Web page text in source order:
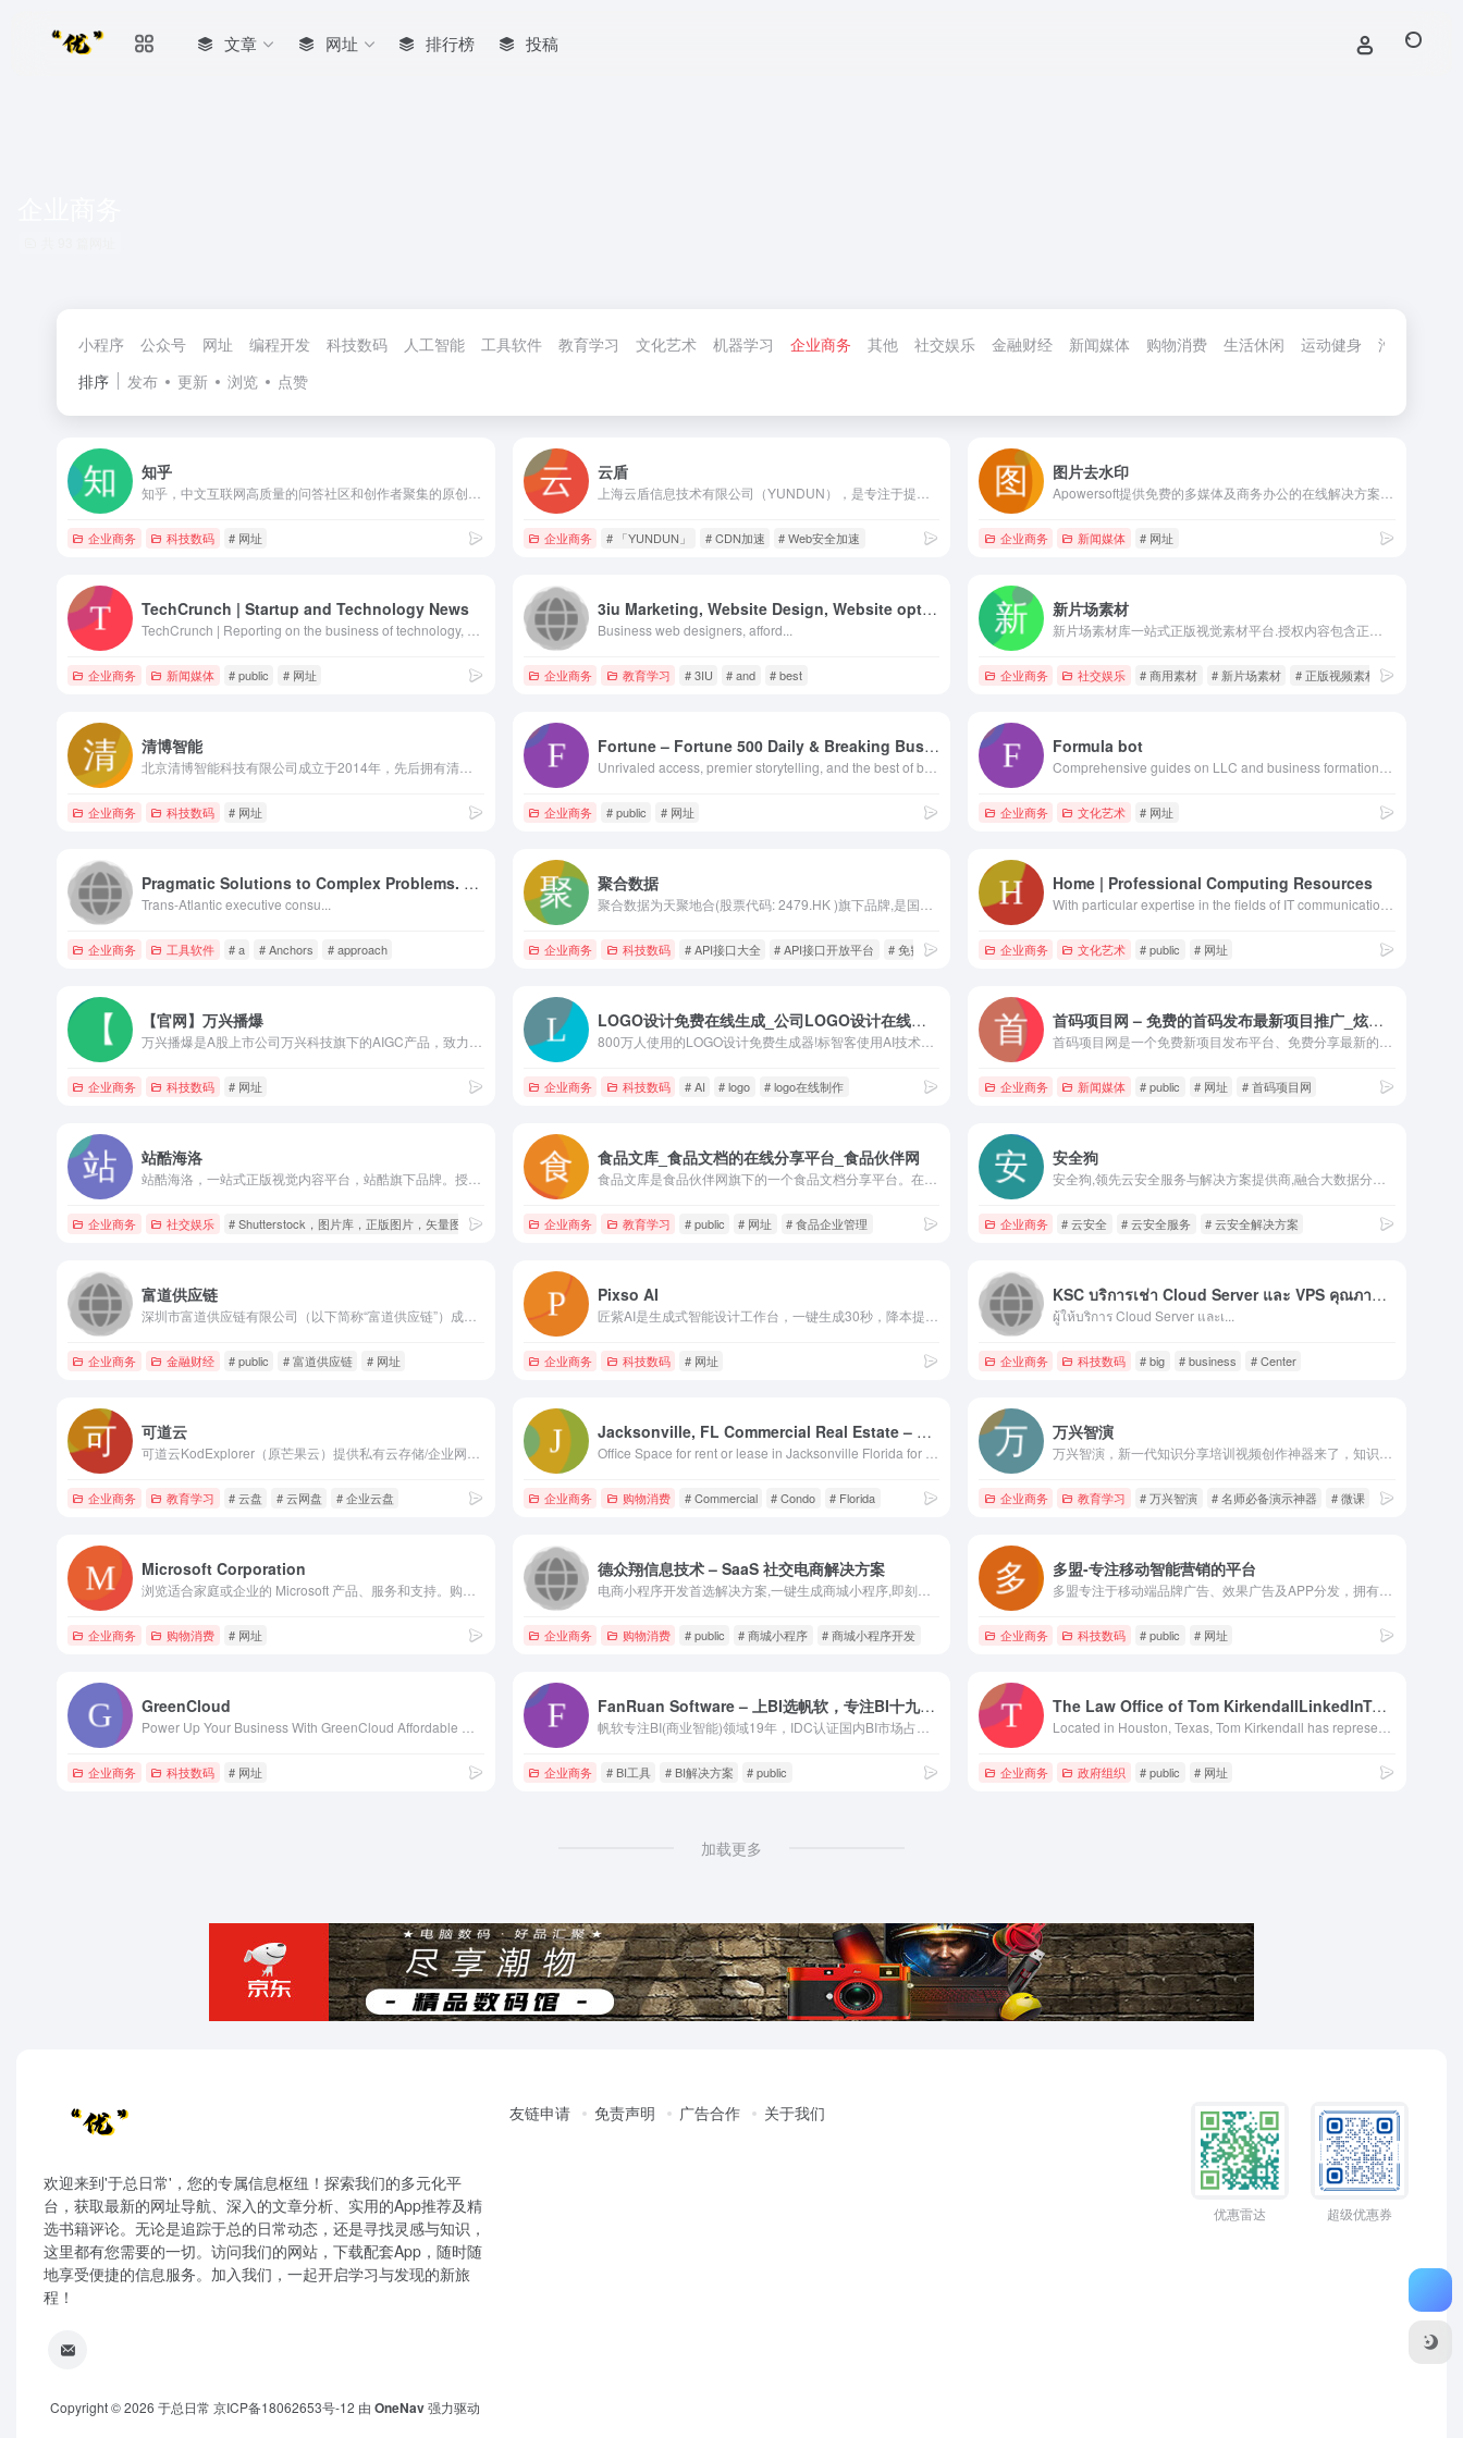
文章 网址 排行榜 投稿
小程序 公众号 网址 编程开发 科技数码 人工智能 工具软件 教育学习 文化艺术 机器学习 企业商务 其他 社交娱乐 金融财经 新闻媒体 购物消费 生活休闲 运动健身 汽车交通
排序
发布 更新 浏览 点赞
知乎
企业商务 科技数码 # 网址
云盾
企业商务 # 「YUNDUN」 # CDN加速 # Web安全加速
图片去水印
企业商务 新闻媒体 # 网址
TechCrunch | Startup and Technology News
企业商务 新闻媒体 # public # 网址
3iu Marketing, Website Design, Website optimization, website marketing, google ranking, trafic ranking, domain sale, domain traffic, web hosting – Website Under Construction
Business web designers, afford...
企业商务 教育学习 # 3IU # and # best
新片场素材
企业商务 社交娱乐 # 商用素材 # 新片场素材 # 正版视频素材
清博智能
企业商务 科技数码 # 网址
Fortune – Fortune 500 Daily & Breaking Business News | Fortune
Unrivaled access, premier storytelling, and the best of business since 1930.
企业商务 # public # 网址
Formula bot
企业商务 文化艺术 # 网址
Pragmatic Solutions to Complex Problems. Experience, confidence and pragmatism.
Trans-Atlantic executive consu...
企业商务 工具软件 # a # Anchors # approach
聚合数据
企业商务 科技数码 # API接口大全 # API接口开放平台 # 免费API数据接口服务
Home | Professional Computing Resources
企业商务 文化艺术 # public # 网址
【官网】万兴播爆
企业商务 科技数码 # 网址
LOGO设计免费在线生成_公司LOGO设计在线制作神器 – 标智客
800万人使用的LOGO设计免费生成器!标智客使用AI技术为品牌在线生成logo设计,智能化生成公司logo设计,商标设计,标志设计及企业VI设计. 标智客可在1分钟生成个性化logo设计和品牌设计,源文件可下载!
企业商务 科技数码 # AI # logo # logo在线制作
首码项目网 – 免费的首码发布最新项目推广_炫星网上创业赚钱小项目发布平台
企业商务 新闻媒体 # public # 网址 # 首码项目网
站酷海洛
企业商务 社交娱乐 # Shutterstock，图片库，正版图片，矢量图库高清图片 # 网址
食品文库_食品文档的在线分享平台_食品伙伴网
企业商务 教育学习 # public # 网址 # 食品企业管理
安全狗
企业商务 # 云安全 # 云安全服务 # 云安全解决方案
富道供应链
企业商务 金融财经 # public # 富道供应链 # 网址
Pixso AI
企业商务 科技数码 # 网址
KSC บริการเช่า Cloud Server และ VPS คุณภาพสูง บริการครบวงจร
ผู้ให้บริการ Cloud Server และเ...
企业商务 科技数码 # big # business # Center
可道云
企业商务 教育学习 # 云盘 # 云网盘 # 企业云盘
Jacksonville, FL Commercial Real Estate – Office For Lease – Office For Rent | Jax1
企业商务 购物消费 # Commercial # Condo # Florida
万兴智演
企业商务 教育学习 # 万兴智演 # 名师必备演示神器 # 微课
Microsoft Corporation
企业商务 购物消费 # 网址
德众翔信息技术 – SaaS 社交电商解决方案
企业商务 购物消费 # public # 商城小程序 # 商城小程序开发
多盟-专注移动智能营销的平台
企业商务 科技数码 # public # 网址
GreenCloud
企业商务 科技数码 # 网址
FanRuan Software – 上BI选帆软，专注BI十九年帆软 – 上BI选帆软，专注BI十九年
企业商务 # BI工具 # BI解决方案 # public
The Law Office of Tom KirkendallLinkedInTwitter
企业商务 政府组织 # public # 网址
加载更多
欢迎来到'于总日常'，您的专属信息枢纽！探索我们的多元化平
台，获取最新的网址导航、深入的文章分析、实用的App推荐及精
选书籍评论。无论是追踪于总的日常动态，还是寻找灵感与知识，
这里都有您需要的一切。访问我们的网站，下载配套App，随时随
地享受便捷的信息服务。加入我们，一起开启学习与发现的新旅
程！
友链申请 免责声明 广告合作 关于我们
优惠雷达 超级优惠券
Copyright © 2026 于总日常 京ICP备18062653号-12 由 OneNav强力驱动